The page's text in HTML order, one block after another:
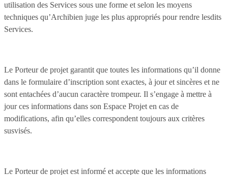
utilisation des Services sous une forme et selon les moyens
techniques qu’Archibien juge les plus appropriés pour rendre lesdits
Services.
Le Porteur de projet garantit que toutes les informations qu’il donne
dans le formulaire d’inscription sont exactes, à jour et sincères et ne
sont entachées d’aucun caractère trompeur. Il s’engage à mettre à
jour ces informations dans son Espace Projet en cas de
modifications, afin qu’elles correspondent toujours aux critères
susvisés.
Le Porteur de projet est informé et accepte que les informations